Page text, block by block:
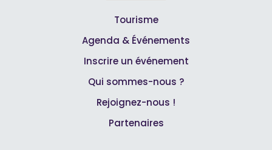
Tourisme
Agenda & Événements
Inscrire un événement
Qui sommes-nous ?
Rejoignez-nous !
Partenaires